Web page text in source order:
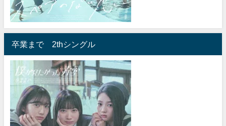
卒業まで 2thシングル